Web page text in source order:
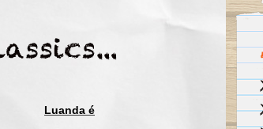
Luanda é
simião
do gavião
traiçoeiro,